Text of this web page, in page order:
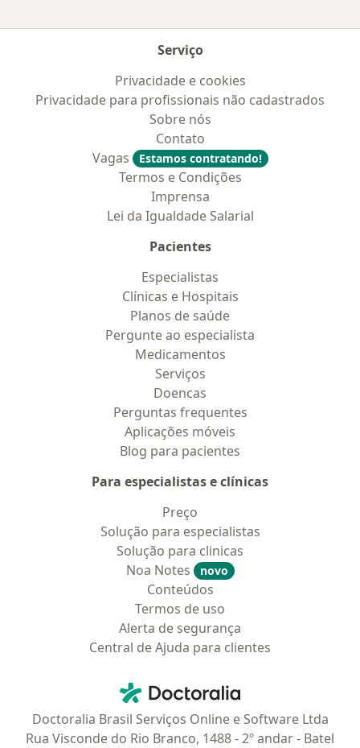
Serviço
Privacidade e cookies
Privacidade para profissionais não cadastrados
Sobre nós
Contato
Vagas
Estamos contratando!
Termos e Condições
Imprensa
Lei da Igualdade Salarial
Pacientes
Especialistas
Clínicas e Hospitais
Planos de saúde
Pergunte ao especialista
Medicamentos
Serviços
Doencas
Perguntas frequentes
Aplicações móveis
Blog para pacientes
Para especialistas e clínicas
Preço
Solução para especialistas
Solução para clinicas
Noa Notes
novo
Conteúdos
Termos de uso
Alerta de segurança
Central de Ajuda para clientes
Doctoralia - Homepage
Doctoralia Brasil Serviços Online e Software Ltda
Rua Visconde do Rio Branco, 1488 - 2º andar - Batel